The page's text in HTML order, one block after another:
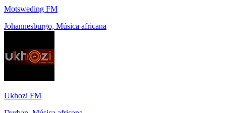
Motsweding FM
Johannesburgo, Música africana
Ukhozi FM